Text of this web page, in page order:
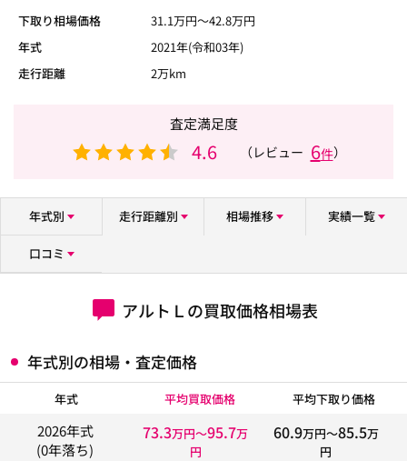
下取り相場価格 31.1万円〜42.8万円
年式
2021年(令和03年)
走行距離
2万km
査定満足度
4.6 （レビュー 6件）
年式別 走行距離別 相場推移 実績一覧
口コミ
アルトＬの買取価格相場表
年式別の相場・査定価格
年式 平均買取価格 平均下取り価格
2026年式
(0年落ち)
73.3万円〜95.7万
円
60.9万円〜85.5万
円